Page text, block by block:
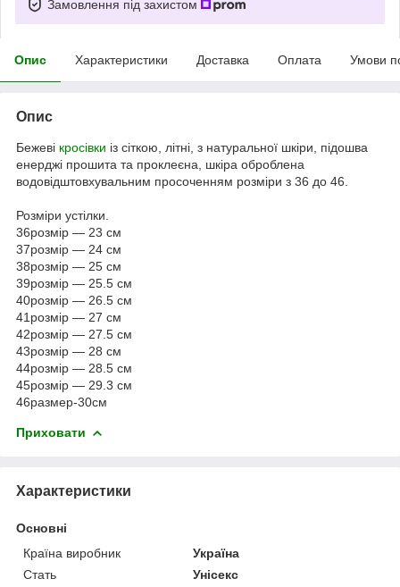
Замовлення під захистом
Опис Характеристики Доставка Оплата Умови
Опис
Бежеві кросівки із сіткою, літні, з натуральної шкіри, підошва
енерджі прошита та проклеєна, шкіра оброблена
водовідштовхувальним просоченням розміри з 36 до 46.
Розміри устілки.
36розмір — 23 см
37розмір — 24 см
38розмір — 25 см
39розмір — 25.5 см
40розмір — 26.5 см
41розмір — 27 см
42розмір — 27.5 см
43розмір — 28 см
44розмір — 28.5 см
45розмір — 29.3 см
46размер-30см
Приховати
Характеристики
Основні
Країна виробник
Україна
Стать
Унісекс